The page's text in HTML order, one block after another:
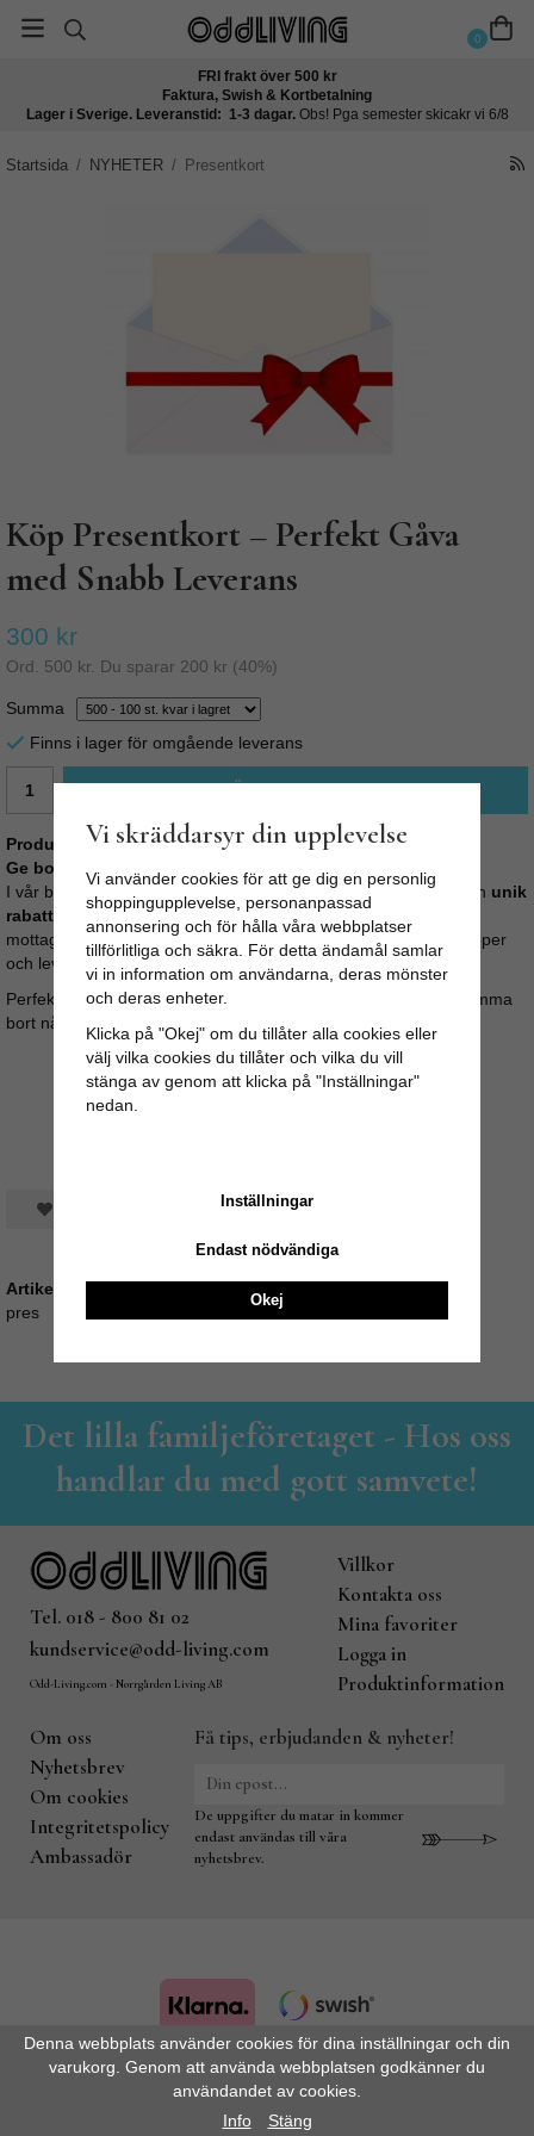
0
FRI frakt över 500 kr
Faktura, Swish & Kortbetalning
Lager i Sverige. Leveranstid: 1-3 dagar. Obs! Pga semester skicakr vi 6/8
Startsida / NYHETER / Presentkort
Köp Presentkort – Perfekt Gåva
med Snabb Leverans
300 kr
Ord. 500 kr . Du sparar 200 kr (40%)
Summa
Finns i lager för omgående leverans
Produktbeskrivning:
Ge bort ett presentkort – den perfekta gåvan!
I vår butik kan du enkelt köpa
presentkort online . Vi skapar en unik
rabattkod
på valfritt belopp som skickas till dig eller direkt till
mottagaren. Presentkortet skrivs ut på ett kraftigt, exklusivt papper
och levereras i ett vackert kuvert.
Perfekt för födelsedagar, julklappar, bröllop eller när du vill skämma
bort någon lite extra.
Spara som favorit
Artikelnummer:
pres
Det lilla familjeföretaget - Hos oss
handlar du med gott samvete!
Tel. 018 - 800 81 02
kundservice@odd-living.com
Odd-Living.com - Norrgården Living AB
Villkor
Kontakta oss
Mina favoriter
Logga in
Produktinformation
Om oss
Nyhetsbrev
Om cookies
Integritetspolicy
Ambassadör
Få tips, erbjudanden & nyheter!
De uppgifter du matar in kommer
endast användas till våra
nyhetsbrev.
Drift & produktion:Wikinggruppen
Denna webbplats använder cookies för dina inställningar och din
varukorg. Genom att använda webbplatsen godkänner du
användandet av cookies.
Info
Stäng
Vi skräddarsyr din upplevelse
Vi använder cookies för att ge dig en personlig
shoppingupplevelse, personanpassad
annonsering och för hålla våra webbplatser
tillförlitliga och säkra. För detta ändamål samlar
vi in information om användarna, deras mönster
och deras enheter.
Klicka på "Okej" om du tillåter alla cookies eller
välj vilka cookies du tillåter och vilka du vill
stänga av genom att klicka på "Inställningar"
nedan.
Inställningar
Endast nödvändiga
Okej